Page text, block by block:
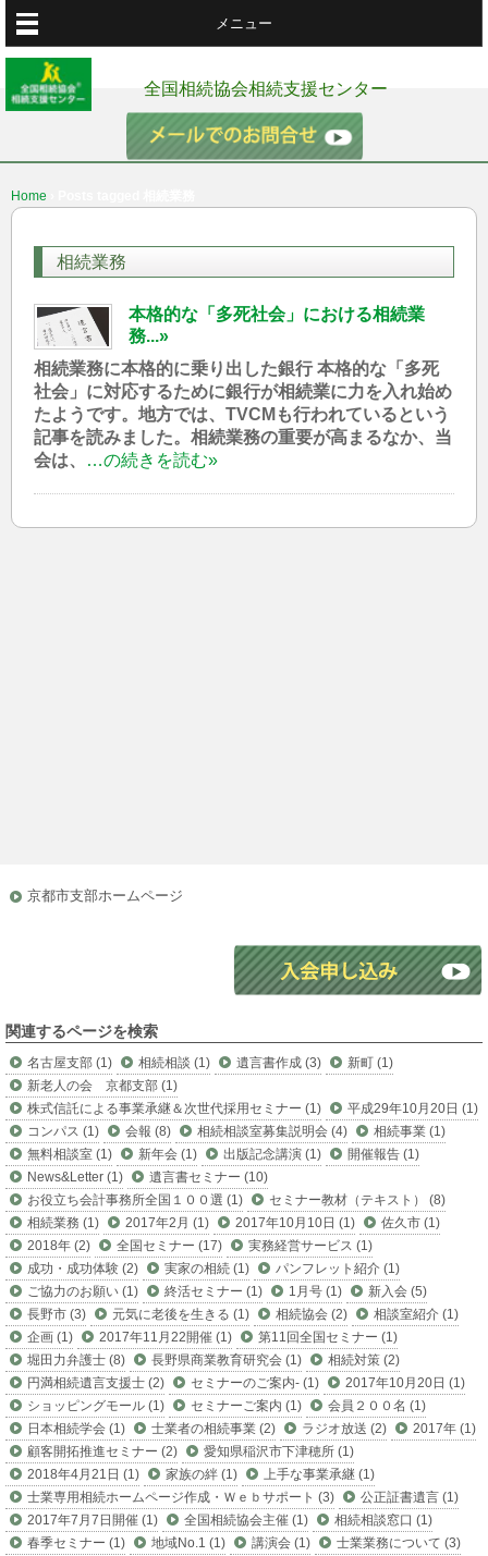
メニュー
全国相続協会相続支援センター
Home
相続業務
本格的な「多死社会」における相続業
務...»
相続業務に本格的に乗り出した銀行 本格的な「多死
社会」に対応するために銀行が相続業に力を入れ始め
たようです。地方では、TVCMも行われているという
記事を読みました。相続業務の重要が高まるなか、当
会は、
…の続きを読む»
京都市支部ホームページ
関連するページを検索
名古屋支部 (1) 相続相談 (1) 遺言書作成 (3)
新町 (1)
新老人の会 京都支部 (1)
株式信託による事業承継＆次世代採用セミナー (1)
平成29年10月20日 (1)
コンパス (1)
会報 (8) 相続相談室募集説明会 (4)
相続事業 (1)
無料相談室 (1)
新年会 (1) 出版記念講演 (1)
開催報告 (1)
News&Letter (1)
遺言書セミナー (10)
お役立ち会計事務所全国１００選 (1)
セミナー教材（テキスト） (8)
相続業務 (1)
2017年2月 (1) 2017年10月10日 (1)
佐久市 (1)
2018年 (2)
全国セミナー (17)
実務経営サービス (1)
成功・成功体験 (2)
実家の相続 (1)
パンフレット紹介 (1)
ご協力のお願い (1)
終活セミナー (1) 1月号 (1)
新入会 (5)
長野市 (3)
元気に老後を生きる (1) 相続協会 (2)
相談室紹介 (1)
企画 (1)
2017年11月22開催 (1)
第11回全国セミナー (1)
堀田力弁護士 (8)
長野県商業教育研究会 (1)
相続対策 (2)
円満相続遺言支援士 (2)
セミナーのご案内- (1)
2017年10月20日 (1)
ショッピングモール (1)
セミナーご案内 (1)
会員２００名 (1)
日本相続学会 (1)
士業者の相続事業 (2) ラジオ放送 (2)
2017年 (1)
顧客開拓推進セミナー (2)
愛知県稲沢市下津穂所 (1)
2018年4月21日 (1)
家族の絆 (1)
上手な事業承継 (1)
士業専用相続ホームページ作成・Ｗｅｂサポート (3)
公正証書遺言 (1)
2017年7月7日開催 (1)
全国相続協会主催 (1)
相続相談窓口 (1)
春季セミナー (1)
地域No.1 (1) 講演会 (1)
士業業務について (3)